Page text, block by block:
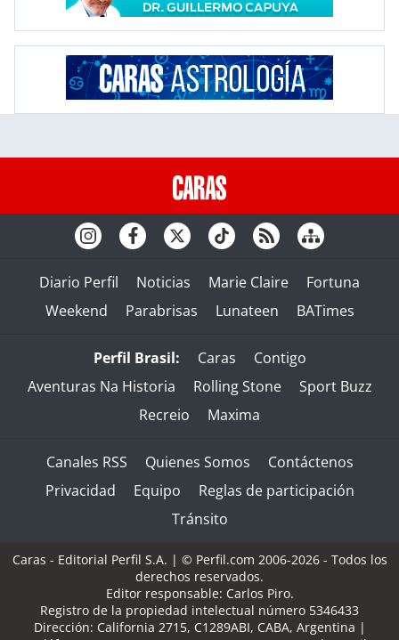
Diario Perfil Noticias Marie Claire
Fortuna
Weekend
Parabrisas Lunateen BATimes
Perfil Brasil: Caras
Contigo
Aventuras Na Historia
Rolling Stone
Sport Buzz
Recreio
Maxima
Canales RSS Quienes Somos
Contáctenos
Privacidad
Equipo
Reglas de participación
Tránsito
Caras - Editorial Perfil S.A. | © Perfil.com 2006-2026 - Todos los
derechos reservados.
Editor responsable: Carlos Piro.
Registro de la propiedad intelectual número 5346433
Dirección: California 2715, C1289ABI, CABA, Argentina |